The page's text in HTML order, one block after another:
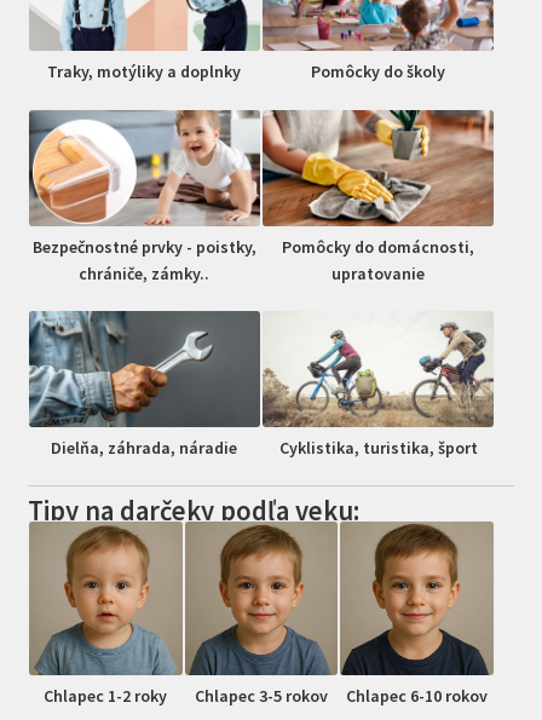
Traky, motýliky a doplnky Pomôcky do školy
Bezpečnostné prvky - poistky,
chrániče, zámky..
Pomôcky do domácnosti,
upratovanie
Dielňa, záhrada, náradie Cyklistika, turistika, šport
Tipy na darčeky podľa veku:
Chlapec 1-2 roky Chlapec 3-5 rokov Chlapec 6-10 rokov